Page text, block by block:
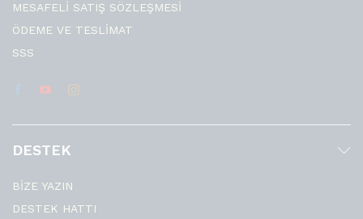
MESAFELİ SATIŞ SÖZLEŞMESİ
ÖDEME VE TESLİMAT
SSS
DESTEK
BİZE YAZIN
DESTEK HATTI